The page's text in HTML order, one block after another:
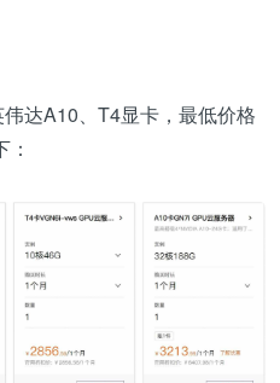
达A10、T4显卡，最低价格